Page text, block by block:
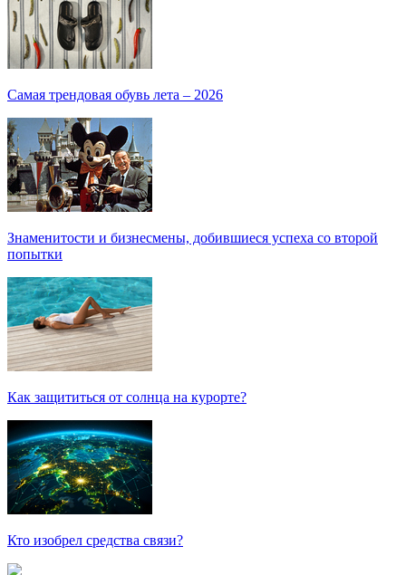
Самая трендовая обувь лета – 2026
Знаменитости и бизнесмены, добившиеся успеха со второй
попытки
Как защититься от солнца на курорте?
Кто изобрел средства связи?